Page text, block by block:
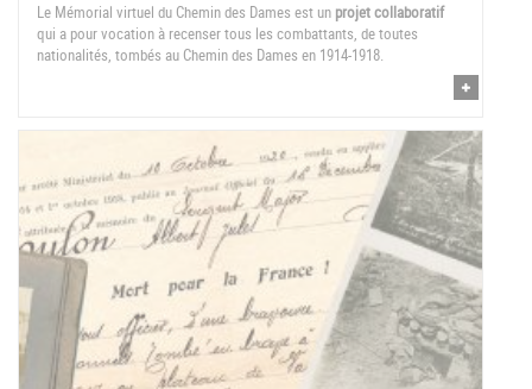
Le Mémorial virtuel du Chemin des Dames est un projet collaboratif
qui a pour vocation à recenser tous les combattants, de toutes
nationalités, tombés au Chemin des Dames en 1914-1918.